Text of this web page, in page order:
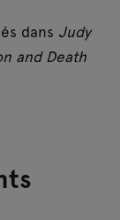
dans Judy
and Death